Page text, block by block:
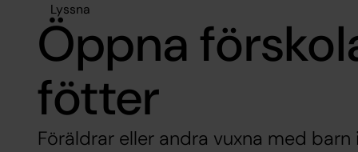
Lyssna
Öppna
fötter
Föräldrar eller andra vuxna med